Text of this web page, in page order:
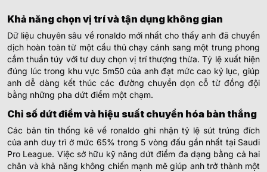
Khả năng chọn vị trí và tận dụng không gian
Dữ liệu chuyên sâu về ronaldo mới nhất cho thấy anh đã chuyển
dịch hoàn toàn từ một cầu thủ chạy cánh sang một trung phong
cắm thuần túy với tư duy chọn vị trí thượng thừa. Tỷ lệ xuất hiện
đúng lúc trong khu vực 5m50 của anh đạt mức cao kỷ lục, giúp
anh dễ dàng kết thúc các đường chuyền dọn cỗ từ đồng đội
bằng những pha dứt điểm một chạm.
Chỉ số dứt điểm và hiệu suất chuyển hóa bàn thắng
Các bản tin thống kê về ronaldo ghi nhận tỷ lệ sút trúng đích
của anh duy trì ở mức 65% trong 5 vòng đấu gần nhất tại Saudi
Pro League. Việc sở hữu kỹ năng dứt điểm đa dạng bằng cả hai
chân và khả năng không chiến mạnh mẽ giúp anh trở thành một